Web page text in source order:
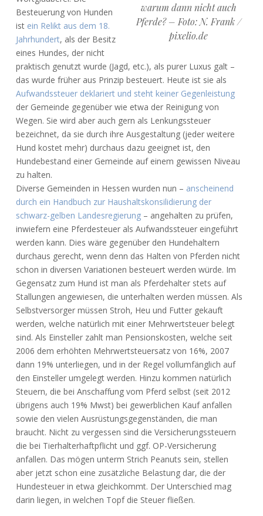
warum dann nicht auch
Pferde? – Foto: N. Frank /
pixelio.de
Besteuerung von Hunden
ist ein Relikt aus dem 18.
Jahrhundert, als der Besitz
eines Hundes, der nicht
praktisch genutzt wurde (Jagd, etc.), als purer Luxus galt –
das wurde früher aus Prinzip besteuert. Heute ist sie als
Aufwandssteuer deklariert und steht keiner Gegenleistung
der Gemeinde gegenüber wie etwa der Reinigung von
Wegen. Sie wird aber auch gern als Lenkungssteuer
bezeichnet, da sie durch ihre Ausgestaltung (jeder weitere
Hund kostet mehr) durchaus dazu geeignet ist, den
Hundebestand einer Gemeinde auf einem gewissen Niveau
zu halten.
Diverse Gemeinden in Hessen wurden nun – anscheinend
durch ein Handbuch zur Haushaltskonsilidierung der
schwarz-gelben Landesregierung– angehalten zu prüfen,
inwiefern eine Pferdesteuer als Aufwandssteuer eingeführt
werden kann. Dies wäre gegenüber den Hundehaltern
durchaus gerecht, wenn denn das Halten von Pferden nicht
schon in diversen Variationen besteuert werden würde. Im
Gegensatz zum Hund ist man als Pferdehalter stets auf
Stallungen angewiesen, die unterhalten werden müssen. Als
Selbstversorger müssen Stroh, Heu und Futter gekauft
werden, welche natürlich mit einer Mehrwertsteuer belegt
sind. Als Einsteller zahlt man Pensionskosten, welche seit
2006 dem erhöhten Mehrwertsteuersatz von 16%, 2007
dann 19% unterliegen, und in der Regel vollumfänglich auf
den Einsteller umgelegt werden. Hinzu kommen natürlich
Steuern, die bei Anschaffung vom Pferd selbst (seit 2012
übrigens auch 19% Mwst) bei gewerblichen Kauf anfallen
sowie den vielen Ausrüstungsgegenständen, die man
braucht. Nicht zu vergessen sind die Versicherungssteuern
die bei Tierhalterhaftpflicht und ggf. OP-Versicherung
anfallen. Das mögen unterm Strich Peanuts sein, stellen
aber jetzt schon eine zusätzliche Belastung dar, die der
Hundesteuer in etwa gleichkommt. Der Unterschied mag
darin liegen, in welchen Topf die Steuer fließen.